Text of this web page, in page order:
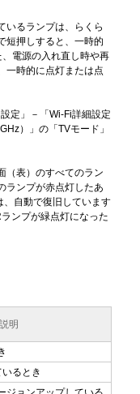
いるランプは、らくら
短押しすると、一時的
電源の入れ直し時や再
一時的に点灯または点
定」－「Wi-Fi詳細設定
）」の「TVモード」
（表）のすべてのラン
ランプが赤点灯したあ
、自動で復旧しています
ンプが緑点灯になった
説明
るとき